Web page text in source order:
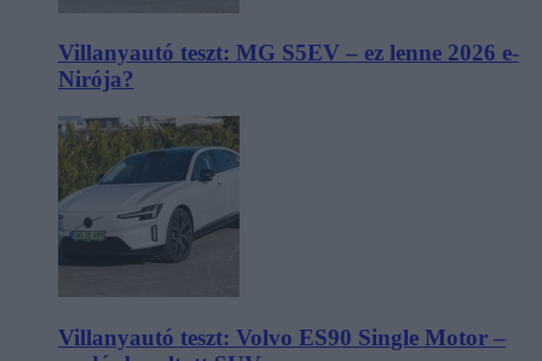
Villanyautó teszt: MG S5EV – ez lenne 2026 e-
Nirója?
Villanyautó teszt: Volvo ES90 Single Motor –